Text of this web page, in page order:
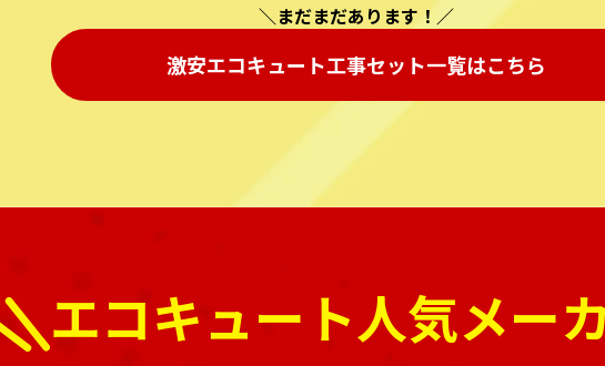
＼まだまだあります！／
激安エコキュート⼯事セット⼀覧はこちら
エコキュート人気メー